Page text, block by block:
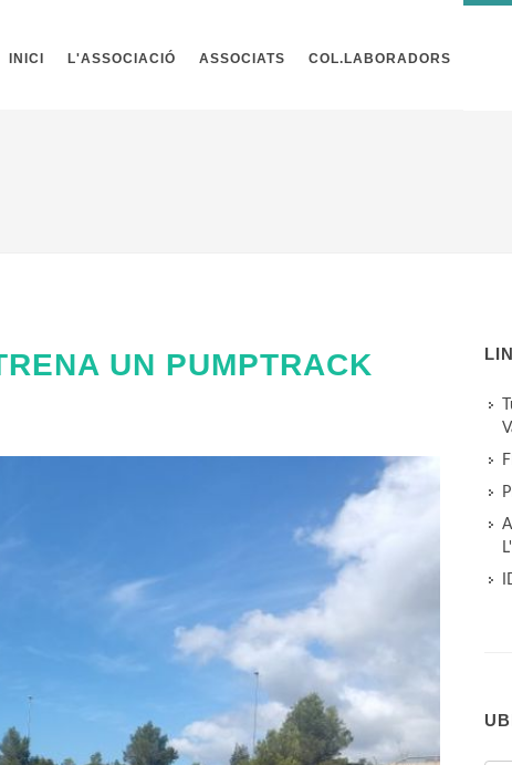
INICI L'ASSOCIACIÓ ASSOCIATS COL.LABORADORS
UN PUMPTRACK